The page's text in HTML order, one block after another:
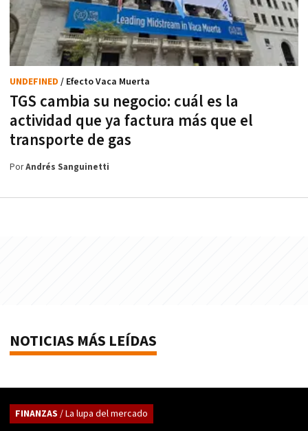
TGS cambia su negocio: cuál es la
actividad que ya factura más que el
transporte de gas
UNDEFINED / Efecto Vaca Muerta
PorAndrés Sanguinetti
NOTICIAS MÁS LEÍDAS
FINANZAS / La lupa del mercado